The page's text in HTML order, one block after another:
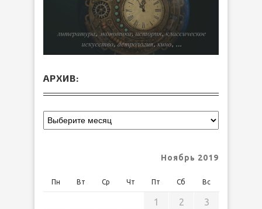
АРХИВ:
Ноябрь 2019
Пн Вт Ср Чт Пт Сб Вс
1 2
3